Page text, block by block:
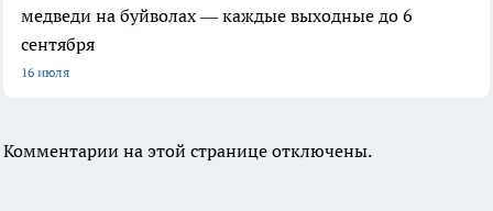
медведи на буйволах — каждые выходные до 6
сентября
16 июля
Комментарии на этой странице отключены.